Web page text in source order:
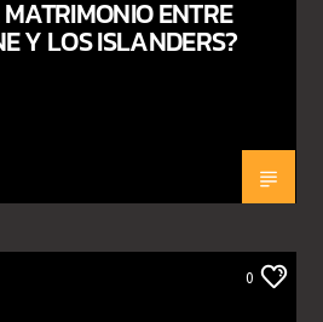
ENTRE
Y LOS ISLANDERS?
0